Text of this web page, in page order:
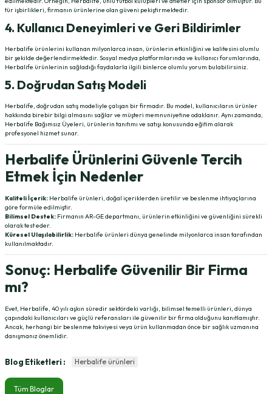
tür işbirlikleri, firmanın ürünlerine olan güveni pekiştirmektedir.
4. Kullanıcı Deneyimleri ve Geri Bildirimler
Herbalife ürünlerini kullanan milyonlarca insan, ürünlerin etkinliğini ve kalitesini olumlu
bir şekilde değerlendirmektedir. Sosyal medya platformlarında ve kullanıcı forumlarında,
Herbalife ürünlerinin sağladığı faydalarla ilgili binlerce olumlu yorum bulabilirsiniz.
5. Doğrudan Satış Modeli
Herbalife, doğrudan satış modeliyle çalışan bir firmadır. Bu model, kullanıcıların ürünler
hakkında birebir bilgi almasını sağlar ve müşteri memnuniyetine odaklanır. Aynı zamanda,
Herbalife Bağımsız Üyeleri, ürünlerin tanıtımı ve satışı konusunda eğitim alarak
profesyonel hizmet sunar.
Herbalife Ürünlerini Güvenle Tercih
Etmek İçin Nedenler
Kaliteli İçerik: Herbalife ürünleri, doğal içeriklerden üretilir ve beslenme ihtiyaçlarına
göre formüle edilmiştir.
Bilimsel Destek: Firmanın AR-GE departmanı, ürünlerin etkinliğini ve güvenliğini sürekli
olarak test eder.
Küresel Ulaşılabilirlik: Herbalife ürünleri dünya genelinde milyonlarca insan tarafından
kullanılmaktadır.
Sonuç: Herbalife Güvenilir Bir Firma
mı?
Evet, Herbalife, 40 yılı aşkın süredir sektördeki varlığı, bilimsel temelli ürünleri, dünya
çapındaki kullanıcıları ve güçlü referansları ile güvenilir bir firma olduğunu kanıtlamıştır.
Ancak, herhangi bir beslenme takviyesi veya ürün kullanmadan önce bir sağlık uzmanına
danışmanız önemlidir.
Blog Etiketleri : Herbalife ürünleri
Tüm Bloglar